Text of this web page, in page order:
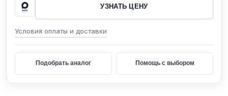
УЗНАТЬ ЦЕНУ
Условия оплаты и доставки
Подобрать аналог Помощь с выбором